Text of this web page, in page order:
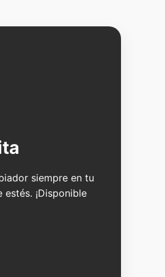
siempre en tu
¡Disponible